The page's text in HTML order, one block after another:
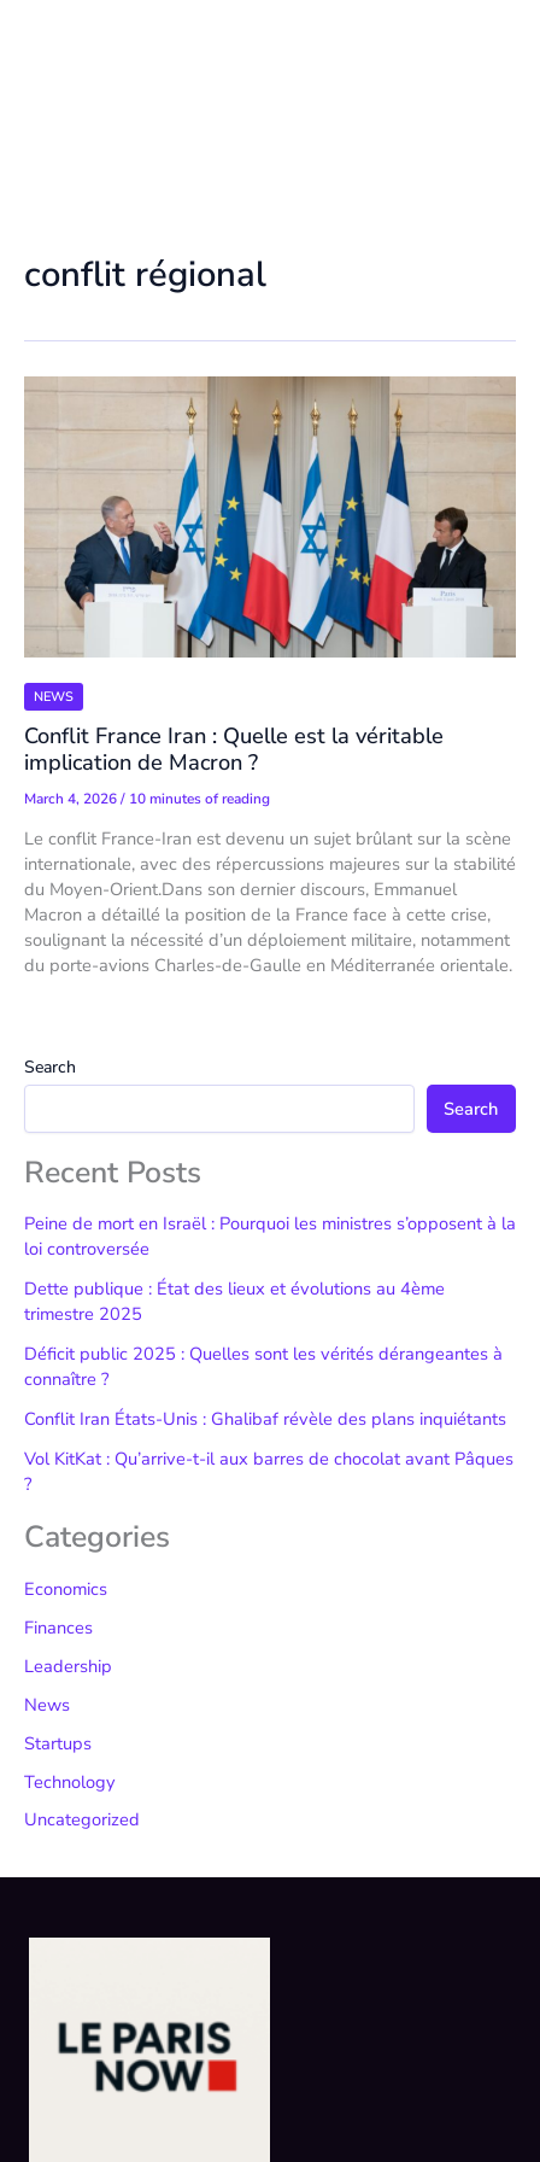
conflit régional
NEWS
Conflit France Iran : Quelle est la véritable
implication de Macron ?
March 4, 2026/ 10 minutes of reading
Le conflit France-Iran est devenu un sujet brûlant sur la scène
internationale, avec des répercussions majeures sur la stabilité
du Moyen-Orient.Dans son dernier discours, Emmanuel
Macron a détaillé la position de la France face à cette crise,
soulignant la nécessité d’un déploiement militaire, notamment
du porte-avions Charles-de-Gaulle en Méditerranée orientale.
Search
Search
Recent Posts
Peine de mort en Israël : Pourquoi les ministres s’opposent à la
loi controversée
Dette publique : État des lieux et évolutions au 4ème
trimestre 2025
Déficit public 2025 : Quelles sont les vérités dérangeantes à
connaître ?
Conflit Iran États-Unis : Ghalibaf révèle des plans inquiétants
Vol KitKat : Qu’arrive-t-il aux barres de chocolat avant Pâques
?
Categories
Economics
Finances
Leadership
News
Startups
Technology
Uncategorized